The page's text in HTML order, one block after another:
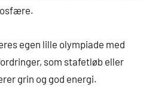
egen lille olympiade med
som stafetløb eller
grin og god energi.